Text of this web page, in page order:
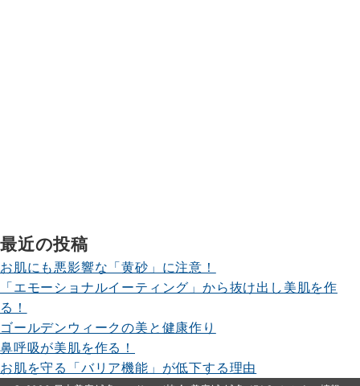
最近の投稿
お肌にも悪影響な「黄砂」に注意！
「エモーショナルイーティング」から抜け出し美肌を作
る！
ゴールデンウィークの美と健康作り
鼻呼吸が美肌を作る！
お肌を守る「バリア機能」が低下する理由